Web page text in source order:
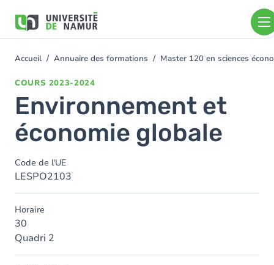
contenu
You
Accueil Annuaire des formations Master 120 en sciences
COURS 2023-2024
Environnement et
économie globale
Code de l'UE
LESPO2103
Horaire
30
Quadri 2